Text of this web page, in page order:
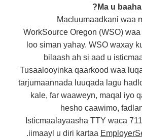
Ma u
Macluumaadkani waa
WorkSource Oregon (WSO)
loo siman yahay. WSO waxay
bilaash ah si aad u
Tusaalooyinka qaarkood waa
tarjumaannada luuqada lagu
kale, far waaweyn, maqal iyo
hesho caawimo,
Isticmaalayaasha TTY waca
iimaayl u diri kartaa
.